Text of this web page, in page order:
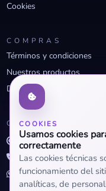
COOKIES
Usamos cookies
correctamente
Las cookies técnicas
funcionamiento del
analíticas, de
Cookies
COMPRAS
Términos y condiciones
Nuestros productos
Descuentos profesionales
CONTACTO
info@openclima.com
919 32 73 23
+34 623 56 04 93